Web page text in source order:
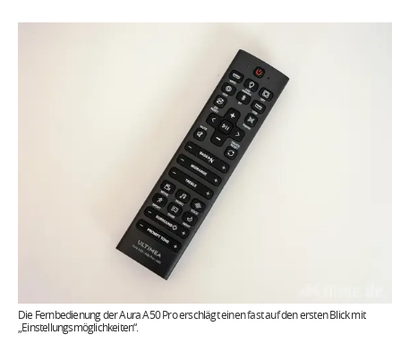
Die Fernbedienung der Aura A50 Pro erschlägt einen fast auf den ersten Blick mit
„Einstellungsmöglichkeiten“.